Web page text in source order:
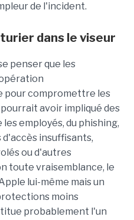
de l'incident.
dans le viseur
penser que les
pour compromettre les
avoir impliqué des
employés, du phishing,
insuffisants,
ou d'autres
toute vraisemblance, le
lui-même mais un
moins
probablement l'un